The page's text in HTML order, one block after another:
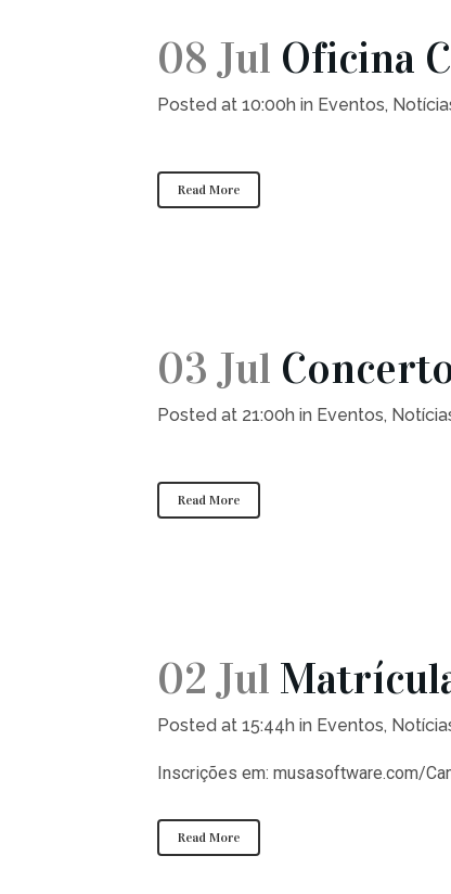
08 Jul Oficina
Posted at 10:00h in Eventos,
Read More
03 Jul
Posted at 21:00h in Eventos,
Read More
02 Jul
Posted at 15:44h in Eventos,
Inscrições em: musasoftware.com/
Read More